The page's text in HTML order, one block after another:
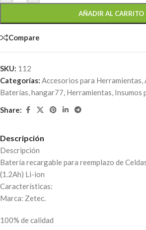
AÑADIR AL CARRITO
Compare
SKU: 112
Categorías: Accesorios para Herramientas,
Baterías,hangar77, Herramientas, Insumos
Share:
Descripción
Descripción
Batería recargable para reemplazo de
(1.2Ah) Li-ion
Características:
Marca: Zetec.
100% de calidad